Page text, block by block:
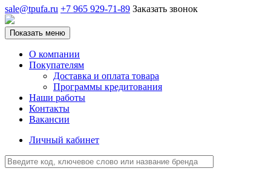
sale@tpufa.ru +7 965 929-71-89 Заказать звонок
Показать меню
О компании
Покупателям
Доставка и оплата товара
Программы кредитования
Наши работы
Контакты
Вакансии
Личный кабинет